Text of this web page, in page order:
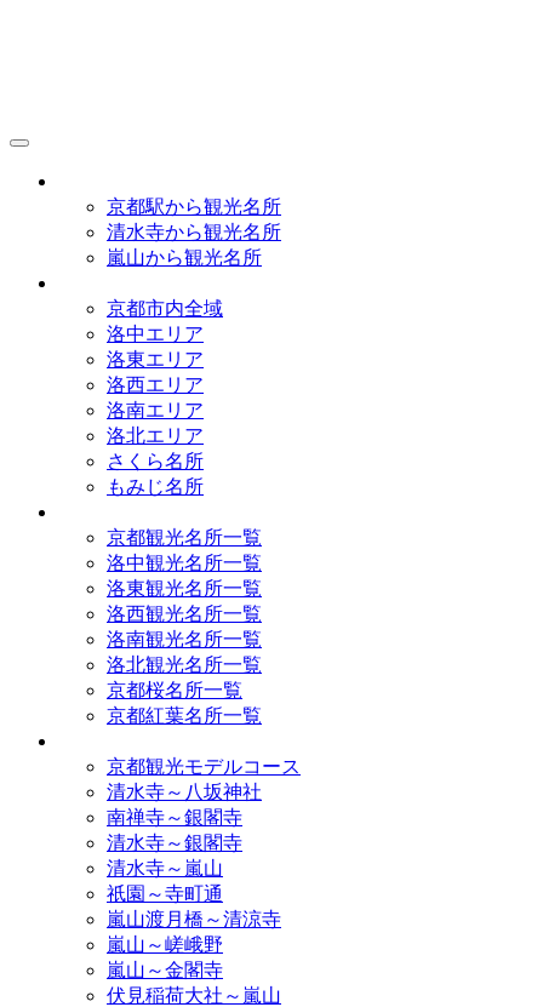
京都駅から観光名所
清水寺から観光名所
嵐山から観光名所
京都市内全域
洛中エリア
洛東エリア
洛西エリア
洛南エリア
洛北エリア
さくら名所
もみじ名所
京都観光名所一覧
洛中観光名所一覧
洛東観光名所一覧
洛西観光名所一覧
洛南観光名所一覧
洛北観光名所一覧
京都桜名所一覧
京都紅葉名所一覧
京都観光モデルコース
清水寺～八坂神社
南禅寺～銀閣寺
清水寺～銀閣寺
清水寺～嵐山
祇園～寺町通
嵐山渡月橋～清涼寺
嵐山～嵯峨野
嵐山～金閣寺
伏見稲荷大社～嵐山